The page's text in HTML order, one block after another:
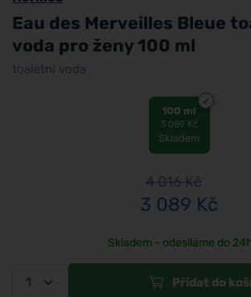
Eau des Merveilles Bleue
voda pro ženy 100 ml
toaletní voda
100 ml
3 089 Kč
Skladem
4 016Kč
3 089 Kč
Skladem - odesíláme do
Přidat do